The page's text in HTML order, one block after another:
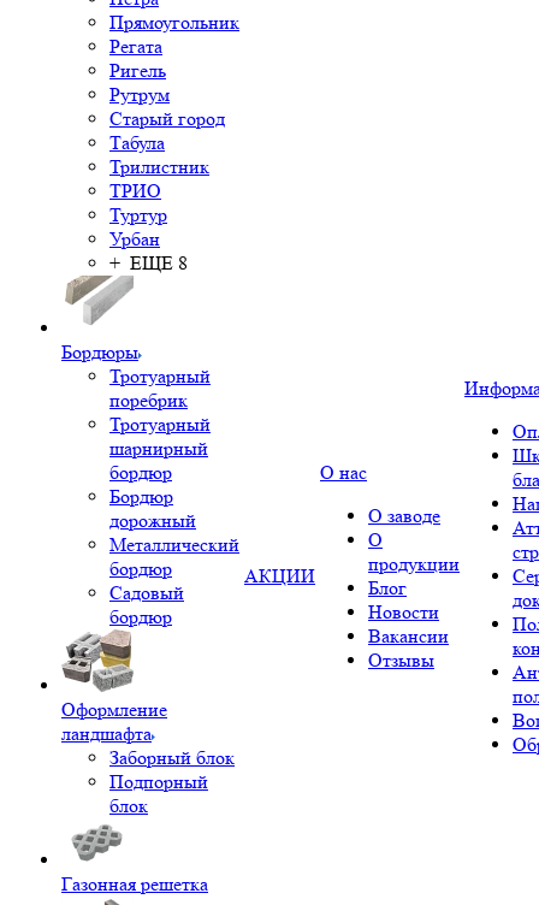
Прямоугольник
Регата
Ригель
Рутрум
Старый город
Табула
Трилистник
ТРИО
Туртур
Урбан
+ ЕЩЕ 8
Бордюры
Тротуарный
поребрик
Тротуарный
шарнирный
бордюр
Бордюр
дорожный
Металлический
бордюр
Садовый
бордюр
Оформление
ландшафта
Заборный блок
Подпорный
блок
Газонная решетка
АКЦИИ
О нас
О заводе
О
продукции
Блог
Новости
Вакансии
Отзывы